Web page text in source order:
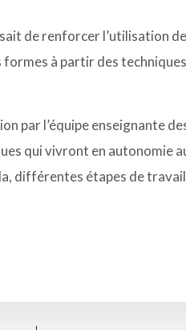
de renforcer l’utilisation
formes à partir des
par l’équipe enseignante
qui vivront en autonomie
différentes étapes de